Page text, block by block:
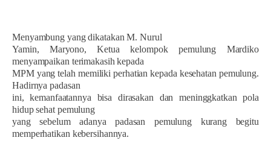
Menyambung yang dikatakan M. Nurul
Yamin, Maryono, Ketua kelompok pemulung Mardiko
menyampaikan terimakasih kepada
MPM yang telah memiliki perhatian kepada kesehatan pemulung.
Hadirnya padasan
ini, kemanfaatannya bisa dirasakan dan meninggkatkan pola
hidup sehat pemulung
yang sebelum adanya padasan pemulung kurang begitu
memperhatikan kebersihannya.